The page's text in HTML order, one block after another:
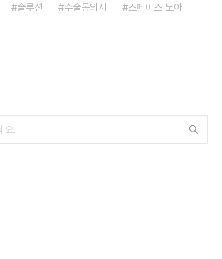
솔루션 수술동의서
스페이스 노아